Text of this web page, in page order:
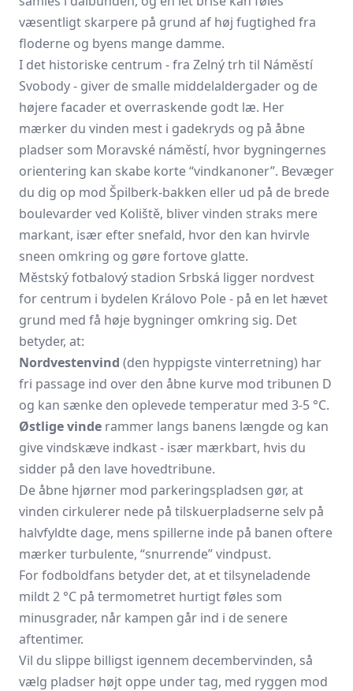
væsentligt skarpere på grund af høj fugtighed fra
floderne og byens mange damme.
I det historiske centrum - fra Zelný trh til Náměstí
Svobody - giver de smalle middelaldergader og de
højere facader et overraskende godt læ. Her
mærker du vinden mest i gadekryds og på åbne
pladser som Moravské náměstí, hvor bygningernes
orientering kan skabe korte “vindkanoner”. Bevæger
du dig op mod Špilberk-bakken eller ud på de brede
boulevarder ved Koliště, bliver vinden straks mere
markant, især efter snefald, hvor den kan hvirvle
sneen omkring og gøre fortove glatte.
Městský fotbalový stadion Srbská ligger nordvest
for centrum i bydelen Královo Pole - på en let hævet
grund med få høje bygninger omkring sig. Det
betyder, at:
Nordvestenvind (den hyppigste vinterretning) har
fri passage ind over den åbne kurve mod tribunen D
og kan sænke den oplevede temperatur med 3-5 °C.
Østlige vinde rammer langs banens længde og kan
give vindskæve indkast - især mærkbart, hvis du
sidder på den lave hovedtribune.
De åbne hjørner mod parkeringspladsen gør, at
vinden cirkulerer nede på tilskuerpladserne selv på
halvfyldte dage, mens spillerne inde på banen oftere
mærker turbulente, “snurrende” vindpust.
For fodboldfans betyder det, at et tilsyneladende
mildt 2 °C på termometret hurtigt føles som
minusgrader, når kampen går ind i de senere
aftentimer.
Vil du slippe billigst igennem decembervinden, så
vælg pladser højt oppe under tag, med ryggen mod